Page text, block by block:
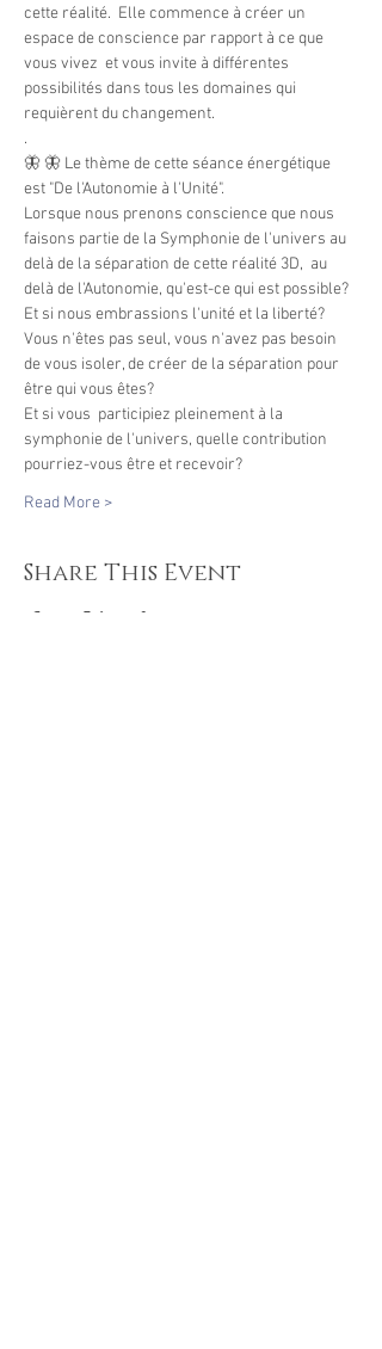
cette réalité.  Elle commence à créer un
espace de conscience par rapport à ce que
vous vivez  et vous invite à différentes
possibilités dans tous les domaines qui
requièrent du changement.
.
🦋 🦋 Le thème de cette séance énergétique
est "De l'Autonomie à l'Unité".
Lorsque nous prenons conscience que nous
faisons partie de la Symphonie de l'univers au
delà de la séparation de cette réalité 3D,  au
delà de l'Autonomie, qu'est-ce qui est possible?
Et si nous embrassions l'unité et la liberté?
Vous n'êtes pas seul, vous n'avez pas besoin
de vous isoler, de créer de la séparation pour
être qui vous êtes?
Et si vous  participiez pleinement à la
symphonie de l'univers, quelle contribution
pourriez-vous être et recevoir?
Read More >
Share This Event